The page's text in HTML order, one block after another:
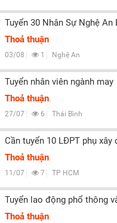
Tuyển 30 Nhân Sự Nghệ An
Thoả thuận
03/08 1 Nghệ An
Tuyển nhân viên ngành may
Thoả thuận
27/07 6 Thái Bình
Cần tuyển 10 LĐPT phụ
Thoả thuận
11/07 7 TP HCM
Tuyển lao động phổ thông
Thoả thuận